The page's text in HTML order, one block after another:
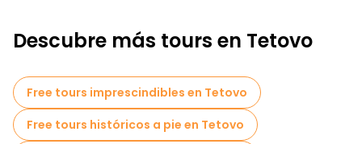
bellamente decorado. Es una visita obligada donde los guías
Baba Tekke, un apacible complejo sufí que ofrece un retiro
tranquilo y una comprensión más profunda de las
tradiciones espirituales de Tetovo.
Descubre más tours en Tetovo
Free tours imprescindibles en Tetovo
Free tours históricos a pie en Tetovo